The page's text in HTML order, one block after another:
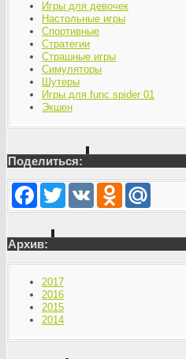
Игры для девочек
Настольные игры
Спортивные
Стратегии
Страшные игры
Симуляторы
Шутеры
Игры для func spider 01
Экшен
Поделиться:
FacebookTwitter VK Odnoklassniki
Архив:
2017
2016
2015
2014